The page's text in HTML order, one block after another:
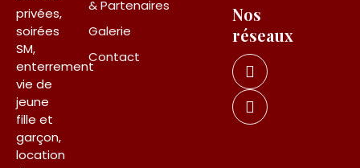
privées,
soirées
SM,
enterrement
vie de
jeune
fille et
garçon,
location
& Partenaires
Galerie
Contact
Nos
réseaux